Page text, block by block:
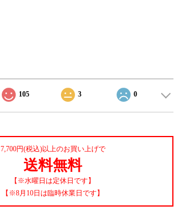
105 3 0
7,700円(税込)以上のお買い上げで
送料無料
【※水曜日は定休日です】
【※8月10日は臨時休業日です】